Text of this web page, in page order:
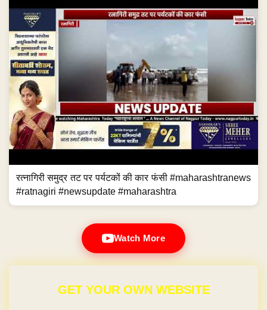
रत्नागिरी समुद्र तट पर पर्यटकों की कार फंसी #maharashtranews
#ratnagiri #newsupdate #maharashtra
Watch More
GET YOUR OWN WEBSITE